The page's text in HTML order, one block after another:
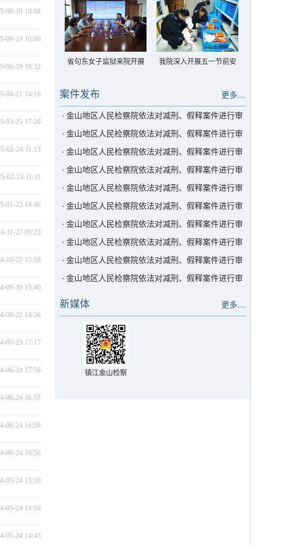
08-19 10:04
08-19 10:00
06-19 16:32
04-21 14:16
03-25 17:26
02-24 11:13
02-24 11:11
01-23 14:46
11-27 09:23
10-22 15:59
09-30 15:40
08-22 14:56
07-23 17:17
06-24 17:56
06-24 16:57
06-24 16:56
06-24 16:56
05-24 15:10
05-24 14:56
05-24 14:43
省句东女子监狱来院开展
我院深入开展五一节前安
更多…
案件发布
· 金山地区人民检察院依法对减刑、假释案件进行审
查
· 金山地区人民检察院依法对减刑、假释案件进行审
查
· 金山地区人民检察院依法对减刑、假释案件进行审
查
· 金山地区人民检察院依法对减刑、假释案件进行审
查
· 金山地区人民检察院依法对减刑、假释案件进行审
查
· 金山地区人民检察院依法对减刑、假释案件进行审
查
· 金山地区人民检察院依法对减刑、假释案件进行审
查
· 金山地区人民检察院依法对减刑、假释案件进行审
查
· 金山地区人民检察院依法对减刑、假释案件进行审
查
· 金山地区人民检察院依法对减刑、假释案件进行审
更多…
新媒体
镇江金山检察